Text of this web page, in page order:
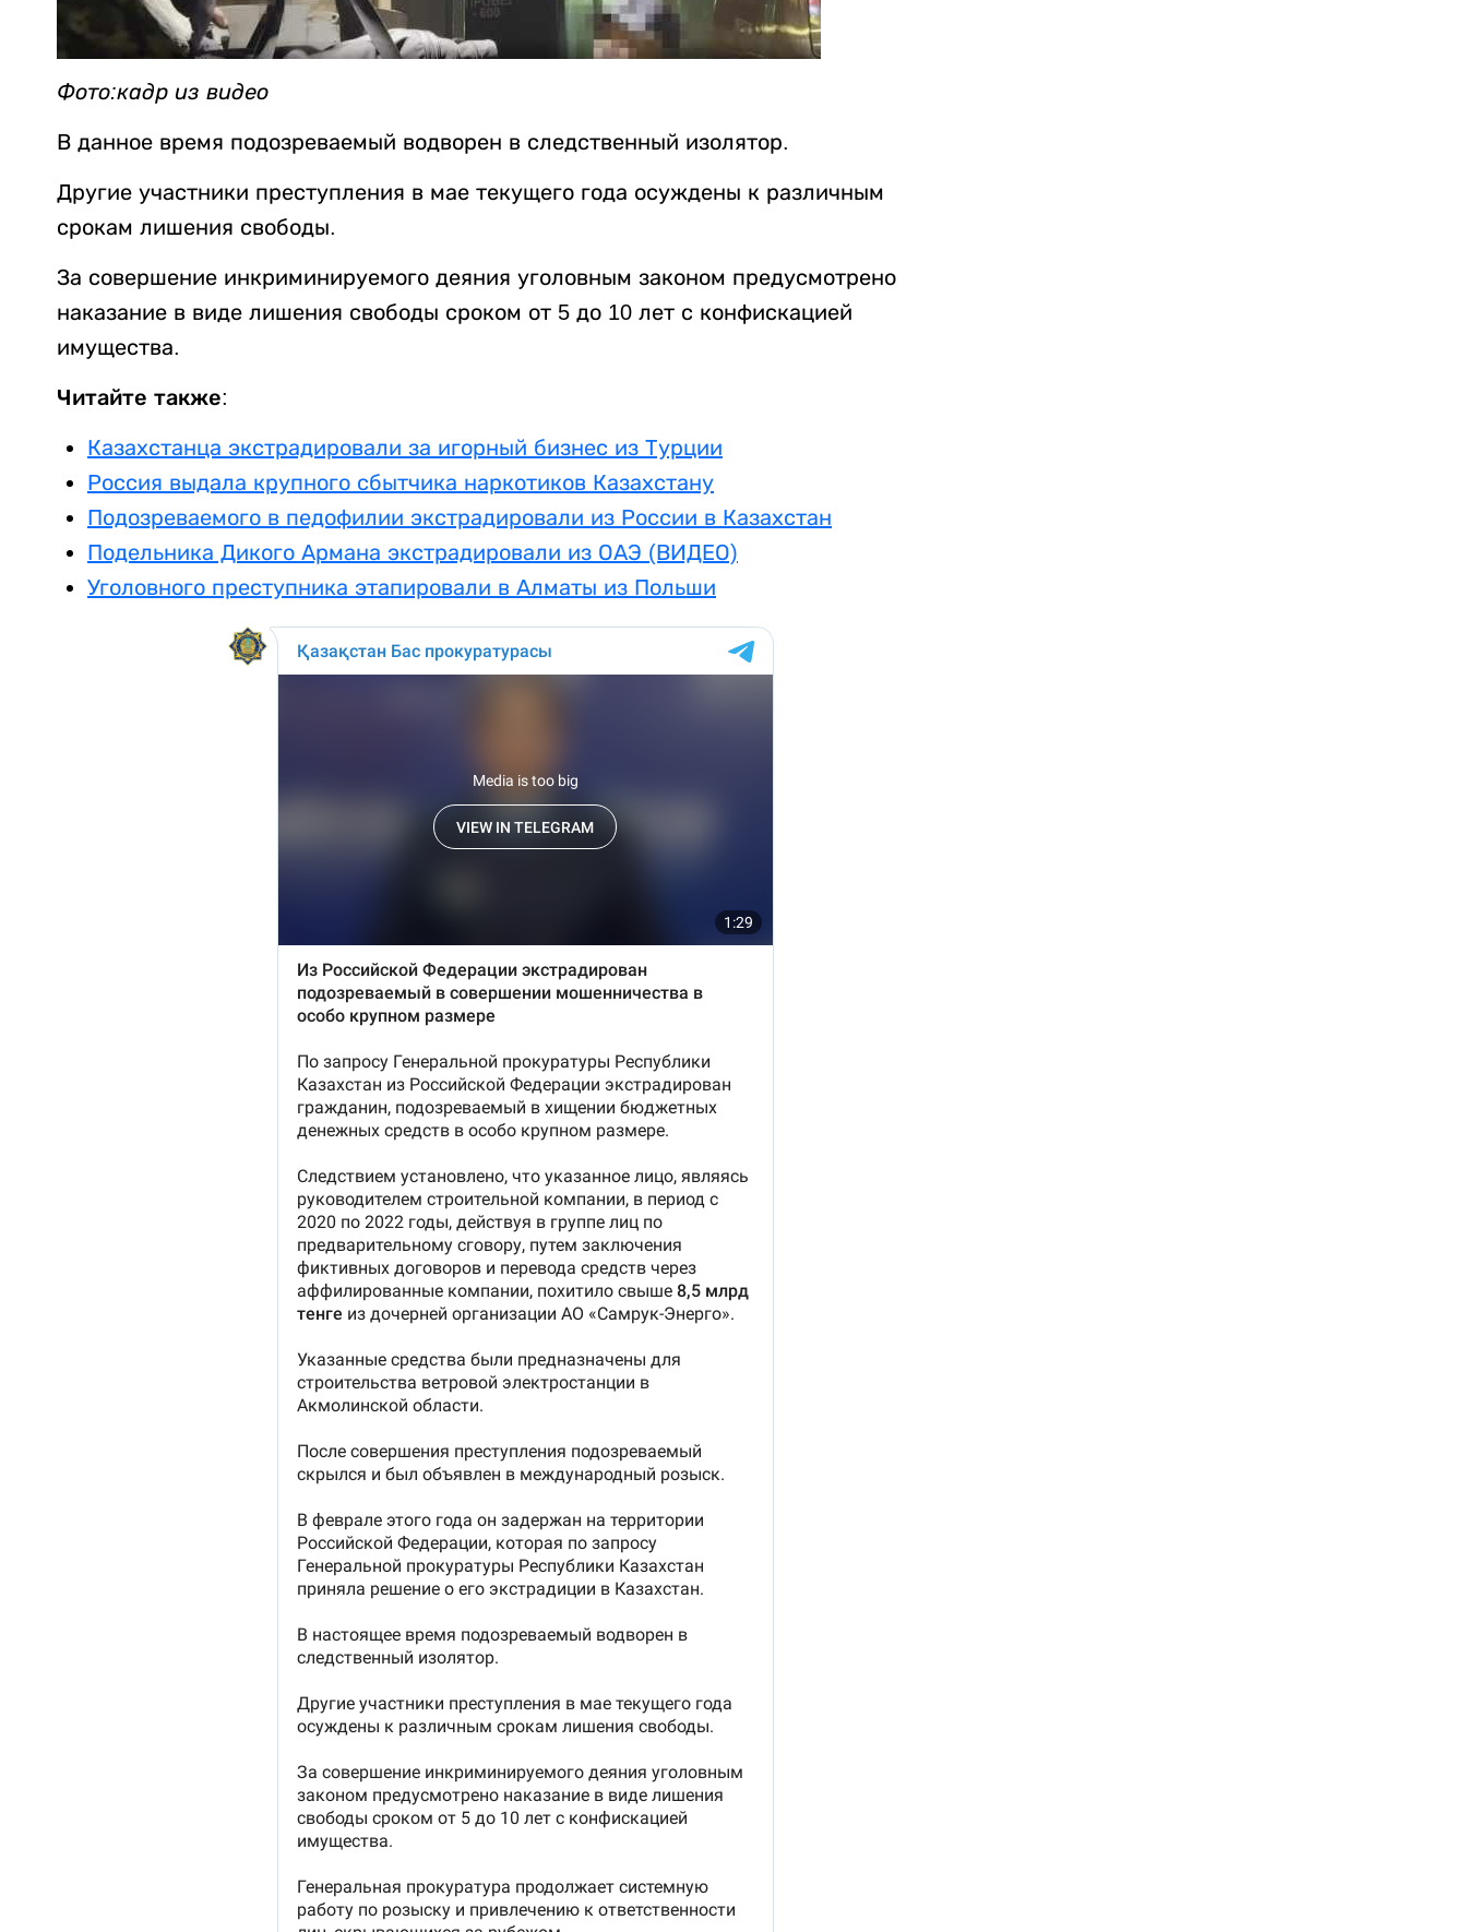
Фото:кадр из видео
В данное время подозреваемый водворен в следственный изолятор.
Другие участники преступления в мае текущего года осуждены к различным
срокам лишения свободы.
За совершение инкриминируемого деяния уголовным законом предусмотрено
наказание в виде лишения свободы сроком от 5 до 10 лет с конфискацией
имущества.
Читайте также:
Казахстанца экстрадировали за игорный бизнес из Турции
Россия выдала крупного сбытчика наркотиков Казахстану
Подозреваемого в педофилии экстрадировали из России в Казахстан
Подельника Дикого Армана экстрадировали из ОАЭ (ВИДЕО)
Уголовного преступника этапировали в Алматы из Польши